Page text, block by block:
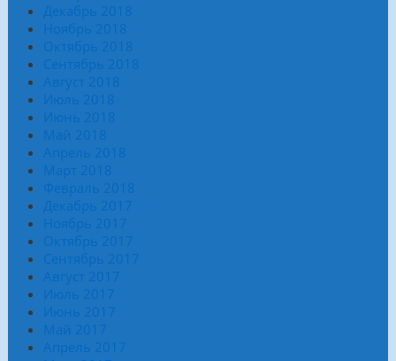
Декабрь 2018
Ноябрь 2018
Октябрь 2018
Сентябрь 2018
Август 2018
Июль 2018
Июнь 2018
Май 2018
Апрель 2018
Март 2018
Февраль 2018
Декабрь 2017
Ноябрь 2017
Октябрь 2017
Сентябрь 2017
Август 2017
Июль 2017
Июнь 2017
Май 2017
Апрель 2017